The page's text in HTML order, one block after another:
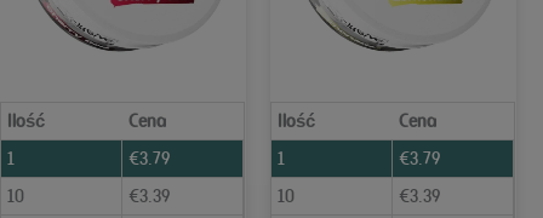
Ilość
Cena
1
€3.79
10
€3.39
Ilość
Cena
1
€3.79
10
€3.39